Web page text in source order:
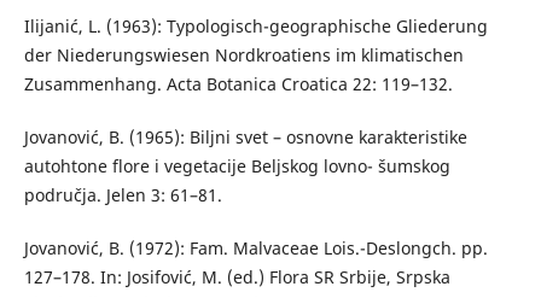
Ilijanić, L. (1963): Typologisch-geographische Gliederung
der Niederungswiesen Nordkroatiens im klimatischen
Zusammenhang. Acta Botanica Croatica 22: 119–132.
Jovanović, B. (1965): Biljni svet – osnovne karakteristike
autohtone flore i vegetacije Beljskog lovno- šumskog
područja. Jelen 3: 61–81.
Jovanović, B. (1972): Fam. Malvaceae Lois.-Deslongch. pp.
127–178. In: Josifović, M. (ed.) Flora SR Srbije, Srpska